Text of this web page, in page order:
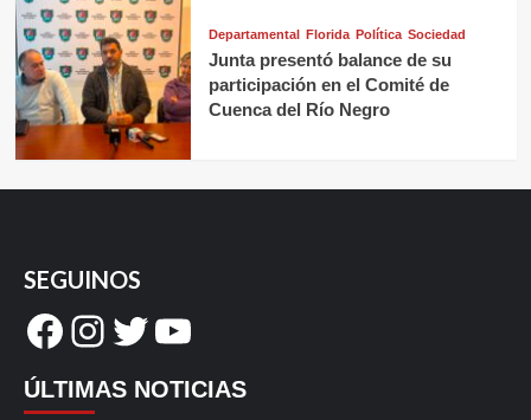
Departamental Florida Política Sociedad
Junta presentó balance de su
participación en el Comité de
Cuenca del Río Negro
SEGUINOS
Facebook
Instagram
Twitter
YouTube
ÚLTIMAS NOTICIAS